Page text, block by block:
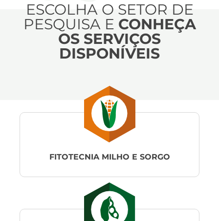
ESCOLHA O SETOR DE
PESQUISA E CONHEÇA
OS SERVIÇOS
DISPONÍVEIS
FITOTECNIA MILHO E SORGO